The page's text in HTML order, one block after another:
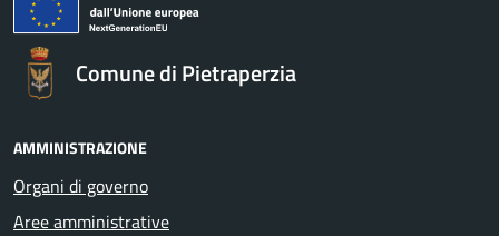
Comune di Pietraperzia
AMMINISTRAZIONE
Organi di governo
Aree amministrative